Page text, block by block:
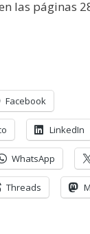
las páginas
Facebook
LinkedIn
WhatsApp
Threads